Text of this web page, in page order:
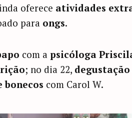
oferece atividades
para ongs.
com a psicóloga
; no dia 22, degustação
bonecos com Carol W.